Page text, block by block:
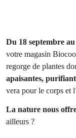
Du 18 septembre
votre magasin
regorge de plantes
apaisantes,
vera pour le corps et
La nature nous
ailleurs ?